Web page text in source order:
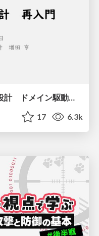
今こそ聞きたいソフトウェア設計 ドメイン駆動設計再入門
17 6.3k